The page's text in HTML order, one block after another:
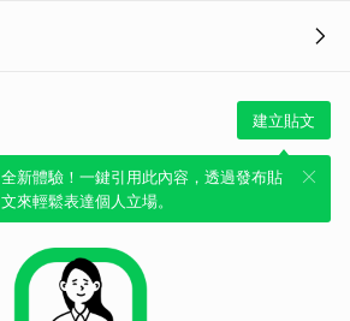
建立貼文
全新體驗！一鍵引用此內容，透過發布貼
文來輕鬆表達個人立場。